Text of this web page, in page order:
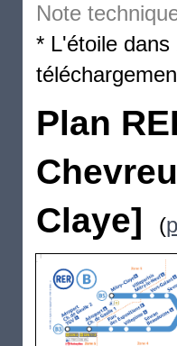
Note
* L'étoile dans
Plan
Claye]
(